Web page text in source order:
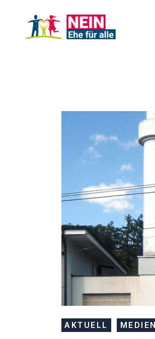
AKTUELL